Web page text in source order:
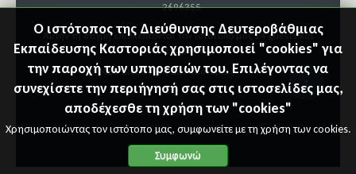
2696355
Αυτήν τη στιγμή επισκέπτονται τον ιστότοπό μας 24 guests και
κανένα μέλος
Ο ιστότοπος της Διεύθυνσης Δευτεροβάθμιας
Εκπαίδευσης Καστοριάς χρησιμοποιεί "cookies" για
την παροχή των υπηρεσιών του. Επιλέγοντας να
συνεχίσετε την περιήγησή σας στις ιστοσελίδες μας,
αποδέχεσθε τη χρήση των "cookies"
Χρησιμοποιώντας τον ιστότοπο μας, συμφωνείτε με τη χρήση των cookies.
Συμφωνώ
"Επιστ
© 2026 Διεύθυνση Δ.Ε. Καστοριάς